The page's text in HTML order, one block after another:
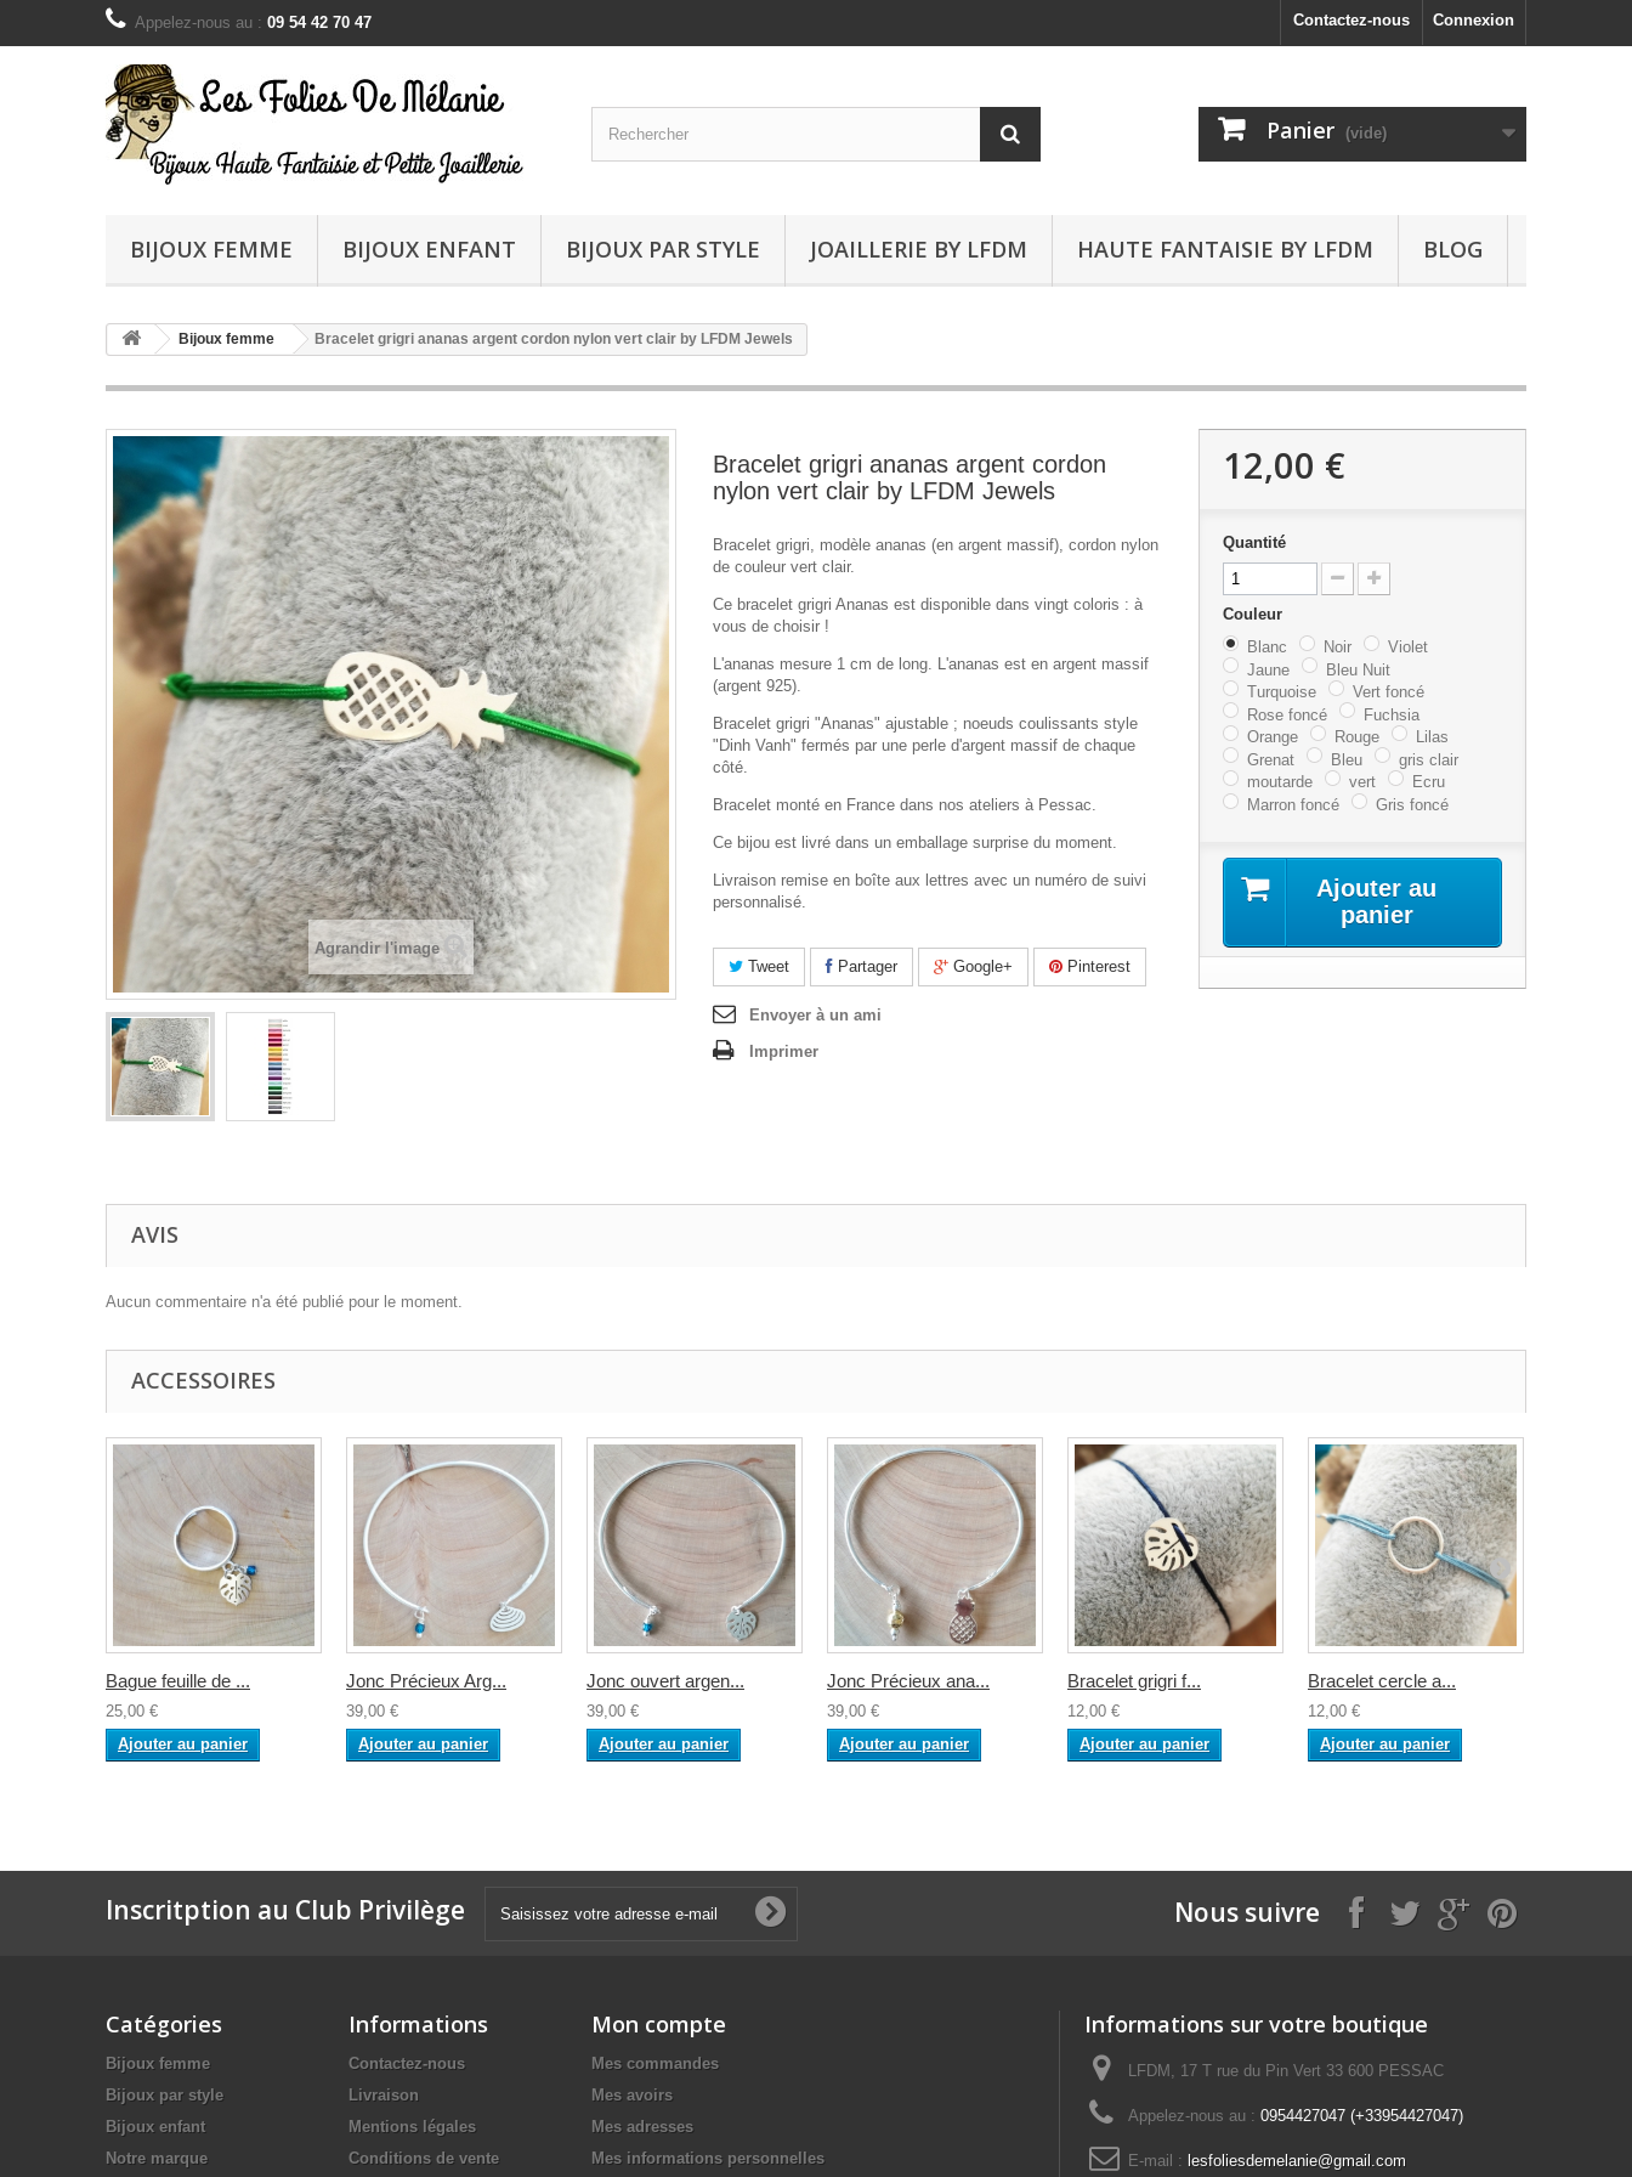
Connexion
Contactez-nous
Appelez-nous au : 09 54 42 70 47
Panier (vide)
BIJOUX FEMME BIJOUX ENFANT BIJOUX PAR STYLE JOAILLERIE BY LFDM HAUTE FANTAISIE BY LFDM BLOG
Bijoux femme Bracelet grigri ananas argent cordon nylon vert clair by LFDM Jewels
Agrandir l'image
Bracelet grigri ananas argent cordon
nylon vert clair by LFDM Jewels
Bracelet grigri, modèle ananas (en argent massif), cordon nylon
de couleur vert clair.
Ce bracelet grigri Ananas est disponible dans vingt coloris : à
vous de choisir !
L'ananas mesure 1 cm de long. L'ananas est en argent massif
(argent 925).
Bracelet grigri "Ananas" ajustable ; noeuds coulissants style
"Dinh Vanh" fermés par une perle d'argent massif de chaque
côté.
Bracelet monté en France dans nos ateliers à Pessac.
Ce bijou est livré dans un emballage surprise du moment.
Livraison remise en boîte aux lettres avec un numéro de suivi
personnalisé.
Tweet Partager Google+ Pinterest
Envoyer à un ami
Imprimer
12,00 €
Quantité
Couleur
Blanc
Noir
Violet
Jaune
Bleu Nuit
Turquoise
Vert foncé
Rose foncé
Fuchsia
Orange
Rouge
Lilas
Grenat
Bleu
gris clair
moutarde
vert
Ecru
Marron foncé
Gris foncé
Ajouter au
panier
AVIS
Aucun commentaire n'a été publié pour le moment.
ACCESSOIRES
Bague feuille de ...
25,00 €
Ajouter au panier
Jonc Précieux Arg...
39,00 €
Ajouter au panier
Jonc ouvert argen...
39,00 €
Ajouter au panier
Jonc Précieux ana...
39,00 €
Ajouter au panier
Bracelet grigri f...
12,00 €
Ajouter au panier
Bracelet cercle a...
12,00 €
Ajouter au panier
Inscritption au Club Privilège Nous suivre
Catégories
Bijoux femme
Bijoux par style
Bijoux enfant
Notre marque
Informations
Contactez-nous
Livraison
Mentions légales
Conditions de vente
Mon compte
Mes commandes
Mes avoirs
Mes adresses
Mes informations personnelles
Informations sur votre boutique
LFDM, 17 T rue du Pin Vert 33 600 PESSAC
Appelez-nous au : 0954427047 (+33954427047)
E-mail : lesfoliesdemelanie@gmail.com